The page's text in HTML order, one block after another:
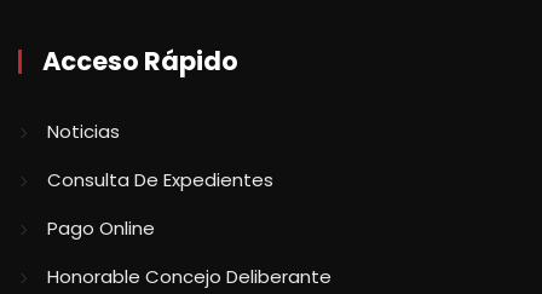
Acceso Rápido
Noticias
Consulta De Expedientes
Pago Online
Honorable Concejo Deliberante